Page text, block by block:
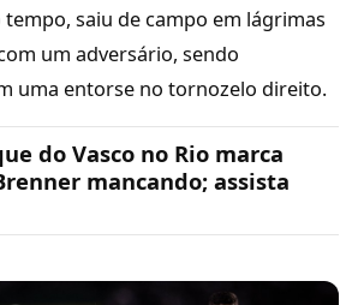
saiu de campo em lágrimas
um adversário, sendo
uma entorse no tornozelo direito.
do Vasco no Rio marca
mancando; assista